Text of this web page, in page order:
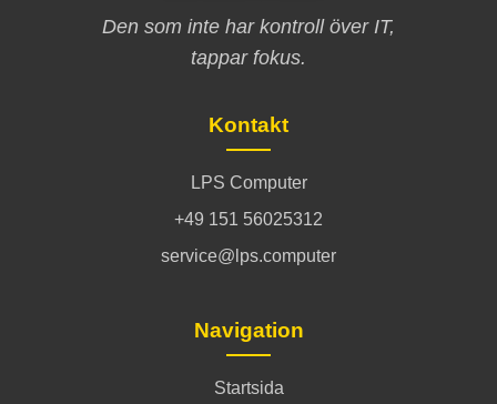
Den som inte har kontroll över IT,
tappar fokus.
Kontakt
LPS Computer
+49 151 56025312
service@lps.computer
Navigation
Startsida